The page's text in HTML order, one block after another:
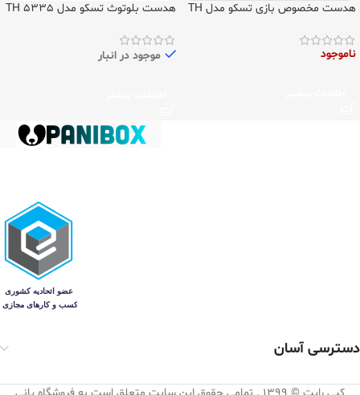
هدست مخصوص بازی تسکو مدل TH
ناموجود
هدست بلوتوث تسکو مدل TH 5335
موجود در انبار
دسترسی آسان